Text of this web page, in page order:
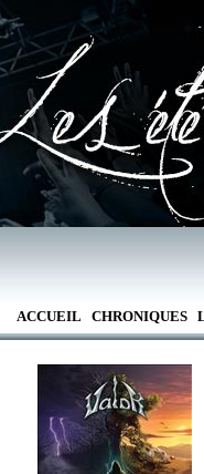
ACCUEIL CHRONIQUES